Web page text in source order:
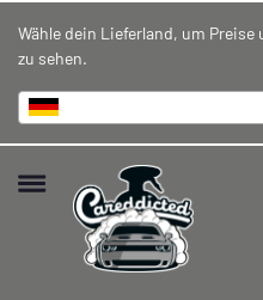
Wähle dein Lieferland, um
zu sehen.